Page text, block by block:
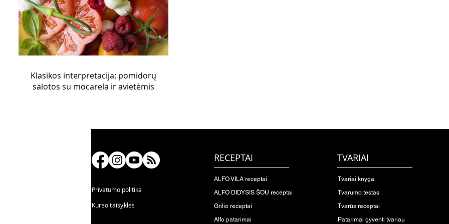
Klasikos interpretacija: pomidorų
salotos su mocarela ir avietėmis
Privatumo politika
Kurso taisyklės
RECEPTAI
ALFO VILA receptai
ALFO DIDYSIS ŠOU receptai
Grilio receptai
Alfo patarimai
TVARIAI
Tvariai knyga
Tvarumo testas
Tvarūs receptai
Patarimai gyventi tvariau